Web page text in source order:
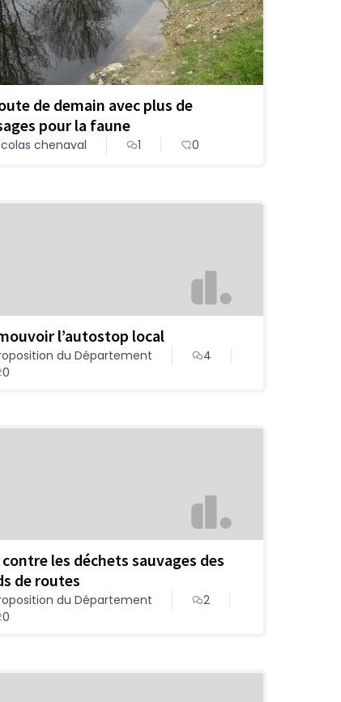
de demain avec plus de
pour la faune
chenaval 1 0
l’autostop local
du Département
4
0
les déchets sauvages des
de routes
du Département
2
0